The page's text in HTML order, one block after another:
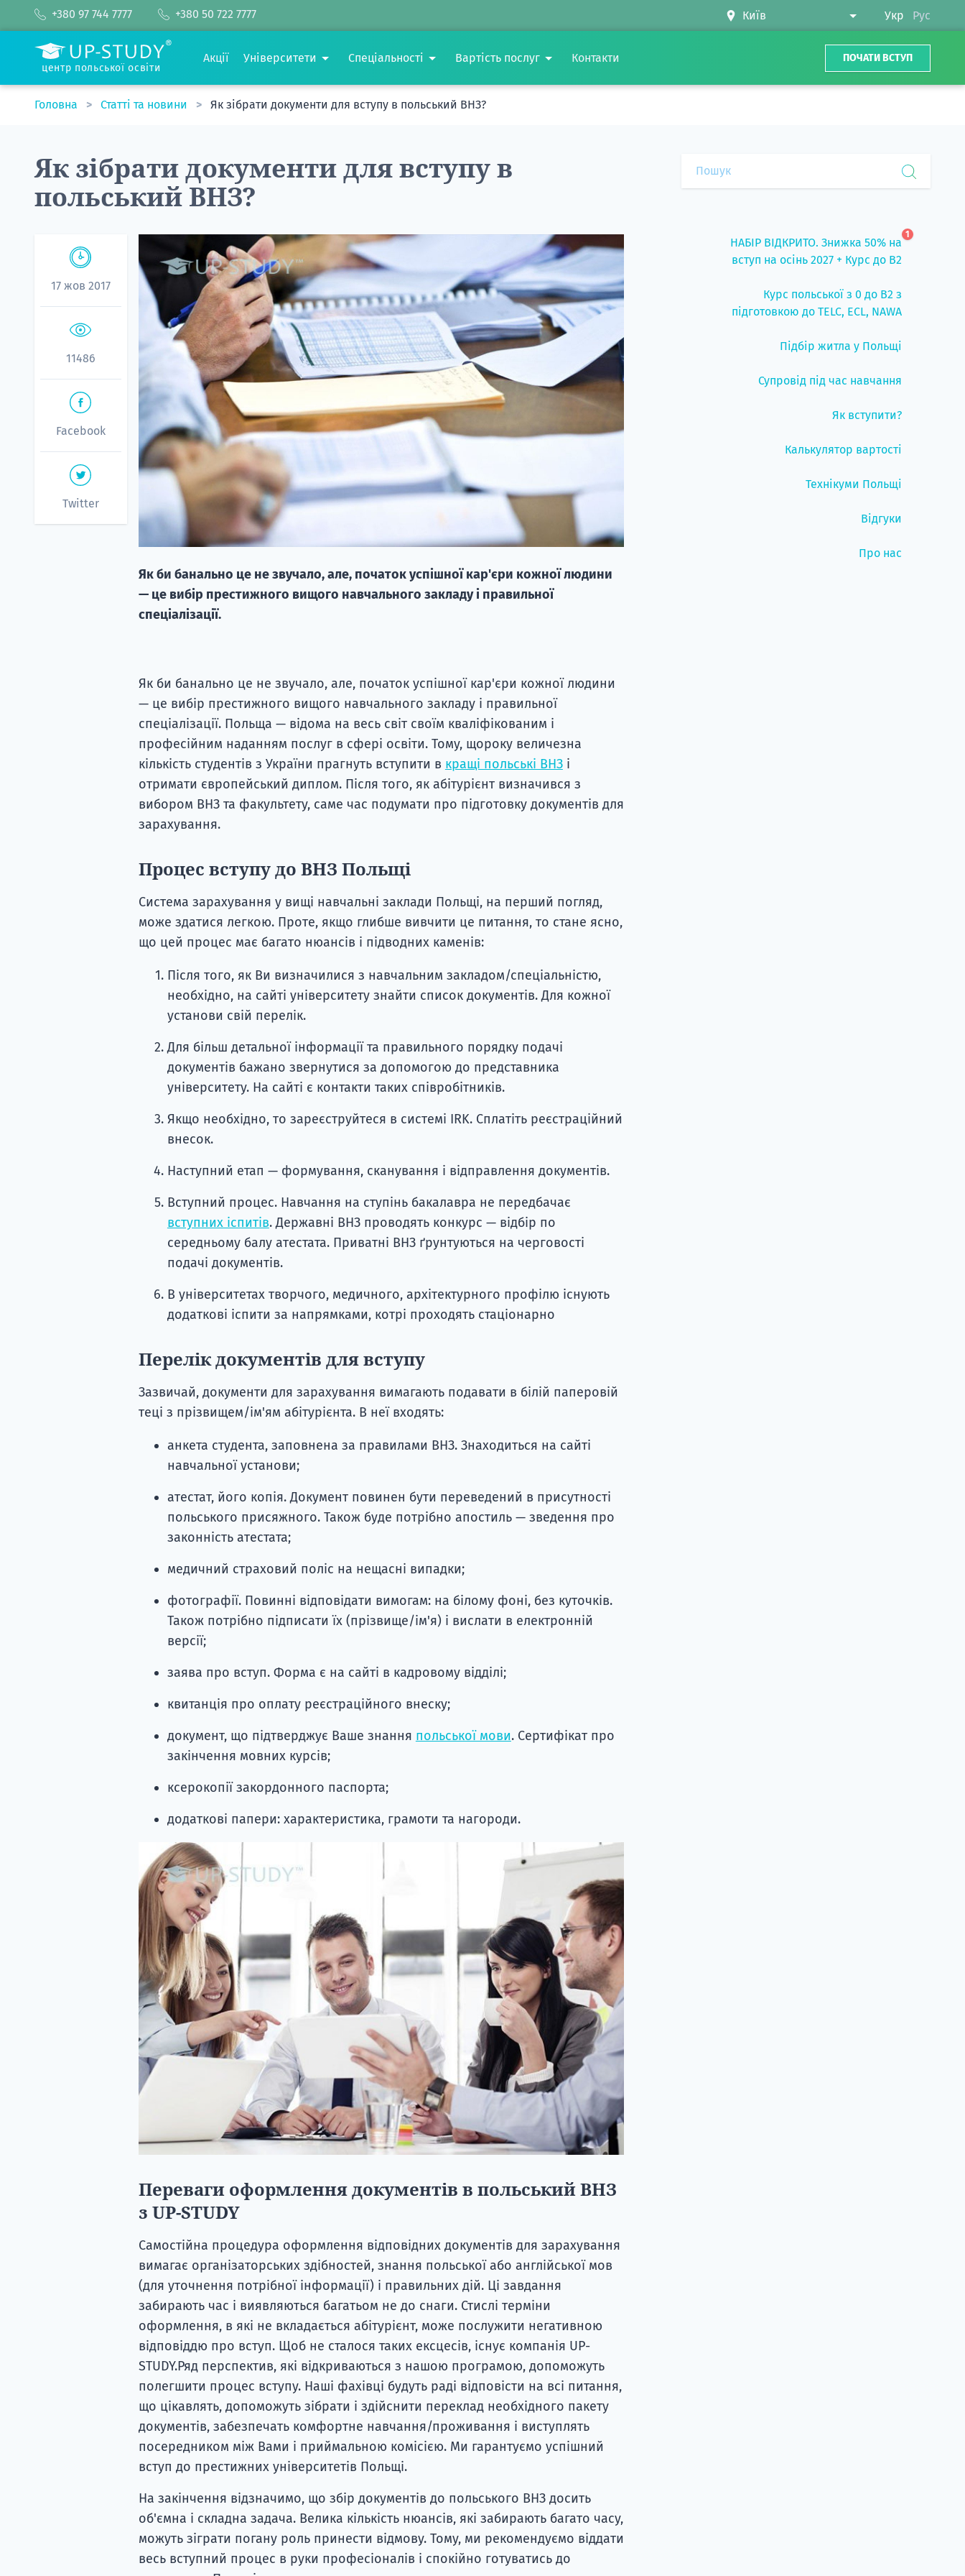
+380 97 744 7777 +380 50 722 7777 Укр Рус
центр польської освіти
Акції Університети Спеціальності Вартість послуг Контакти ПОЧАТИ ВСТУП
Головна Статті та новини Як зібрати документи для вступу в польський ВНЗ?
Як зібрати документи для вступу в
польський ВНЗ?
17 жов 2017
11486
Facebook
Twitter
Як би банально це не звучало, але, початок успішної кар'єри кожної людини
— це вибір престижного вищого навчального закладу і правильної
спеціалізації.
Як би банально це не звучало, але, початок успішної кар'єри кожної людини
— це вибір престижного вищого навчального закладу і правильної
спеціалізації. Польща — відома на весь світ своїм кваліфікованим і
професійним наданням послуг в сфері освіти. Тому, щороку величезна
кількість студентів з України прагнуть вступити в кращі польські ВНЗі
отримати європейський диплом. Після того, як абітурієнт визначився з
вибором ВНЗ та факультету, саме час подумати про підготовку документів для
зарахування.
Процес вступу до ВНЗ Польщі
Система зарахування у вищі навчальні заклади Польщі, на перший погляд,
може здатися легкою. Проте, якщо глибше вивчити це питання, то стане ясно,
що цей процес має багато нюансів і підводних каменів:
Після того, як Ви визначилися з навчальним закладом/спеціальністю,
необхідно, на сайті університету знайти список документів. Для кожної
установи свій перелік.
Для більш детальної інформації та правильного порядку подачі
документів бажано звернутися за допомогою до представника
університету. На сайті є контакти таких співробітників.
Якщо необхідно, то зареєструйтеся в системі IRK. Сплатіть реєстраційний
внесок.
Наступний етап — формування, сканування і відправлення документів.
Вступний процес. Навчання на ступінь бакалавра не передбачає
вступних іспитів. Державні ВНЗ проводять конкурс — відбір по
середньому балу атестата. Приватні ВНЗ ґрунтуються на черговості
подачі документів.
В університетах творчого, медичного, архітектурного профілю існують
додаткові іспити за напрямками, котрі проходять стаціонарно
Перелік документів для вступу
Зазвичай, документи для зарахування вимагають подавати в білій паперовій
теці з прізвищем/ім'ям абітурієнта. В неї входять:
анкета студента, заповнена за правилами ВНЗ. Знаходиться на сайті
навчальної установи;
атестат, його копія. Документ повинен бути переведений в присутності
польського присяжного. Також буде потрібно апостиль — зведення про
законність атестата;
медичний страховий поліс на нещасні випадки;
фотографії. Повинні відповідати вимогам: на білому фоні, без куточків.
Також потрібно підписати їх (прізвище/ім'я) і вислати в електронній
версії;
заява про вступ. Форма є на сайті в кадровому відділі;
квитанція про оплату реєстраційного внеску;
документ, що підтверджує Ваше знання польської мови. Сертифікат про
закінчення мовних курсів;
ксерокопії закордонного паспорта;
додаткові папери: характеристика, грамоти та нагороди.
Переваги оформлення документів в польський ВНЗ
з UP-STUDY
Самостійна процедура оформлення відповідних документів для зарахування
вимагає організаторських здібностей, знання польської або англійської мов
(для уточнення потрібної інформації) і правильних дій. Ці завдання
забирають час і виявляються багатьом не до снаги. Стислі терміни
оформлення, в які не вкладається абітурієнт, може послужити негативною
відповіддю про вступ. Щоб не сталося таких ексцесів, існує компанія UP-
STUDY.Ряд перспектив, які відкриваються з нашою програмою, допоможуть
полегшити процес вступу. Наші фахівці будуть раді відповісти на всі питання,
що цікавлять, допоможуть зібрати і здійснити переклад необхідного пакету
документів, забезпечать комфортне навчання/проживання і виступлять
посередником між Вами і приймальною комісією. Ми гарантуємо успішний
вступ до престижних університетів Польщі.
На закінчення відзначимо, що збір документів до польського ВНЗ досить
об'ємна і складна задача. Велика кількість нюансів, які забирають багато часу,
можуть зіграти погану роль принести відмову. Тому, ми рекомендуємо віддати
весь вступний процес в руки професіоналів і спокійно готуватись до
НАБІР ВІДКРИТО. Знижка 50% на
вступ на осінь 2027 + Курс до B2
1
Курс польської з 0 до B2 з
підготовкою до TELC, ECL, NAWA
Підбір житла у Польщі
Супровід під час навчання
Як вступити?
Калькулятор вартості
Технікуми Польщі
Відгуки
Про нас